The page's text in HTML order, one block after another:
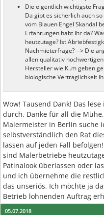
Die eigentlich wichtigste
Da gibt es sicherlich auch
vom Blauen Engel Skandal
Erfahrungen habt ihr da?
heutzutage? Ist
Nachmieterfrage? --> Die
allen qualitativ
Hersteller wie K..m geben
biologische Verträglichkeit
Wow! Tausend Dank! Das
durch. Danke für all die
Malermeister in Berlin suche
selbstverständlich den Rat
lassen auf jeden Fall
sind Malerbetriebe
Patinalook überlassen oder
und ich übernehme die
das unseriös. Ich möchte ja
Betrieb lohnenden Auftrag
05.07.2018